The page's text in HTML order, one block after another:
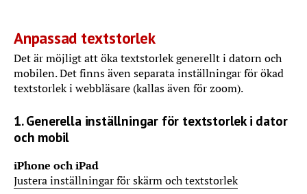
Anpassad textstorlek
Det är möjligt att öka textstorlek generellt i datorn och
mobilen. Det finns även separata inställningar för ökad
textstorlek i webbläsare (kallas även för zoom).
1. Generella inställningar för textstorlek i dator
och mobil
iPhone och iPad
Justera inställningar för skärm och textstorlek